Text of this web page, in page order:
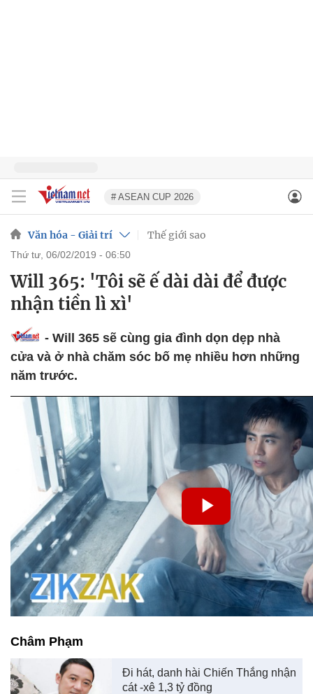
# ASEAN CUP 2026
Văn hóa - Giải trí Thế giới sao
thứ tư, 06/02/2019 - 06:50
Will 365: 'Tôi sẽ ế dài dài để được
nhận tiền lì xì'
- Will 365 sẽ cùng gia đình dọn dẹp nhà
cửa và ở nhà chăm sóc bố mẹ nhiều hơn những
năm trước.
Châm Phạm
Đi hát, danh hài Chiến Thắng nhận
cát -xê 1,3 tỷ đồng